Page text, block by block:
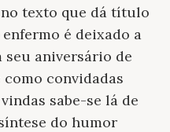
texto que dá título
é deixado a
seu aniversário de
como convidadas
sabe-se lá de
do humor